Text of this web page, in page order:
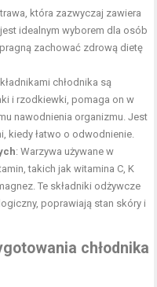
która zazwyczaj zawiera
idealnym wyborem dla osób
zachować zdrową dietę
chłodnika są
i rzodkiewki, pomaga on w
nawodnienia organizmu. Jest
kiedy łatwo o odwodnienie.
: Warzywa używane w
takich jak witamina C, K
Te składniki odżywcze
poprawiają stan skóry i
chłodnika